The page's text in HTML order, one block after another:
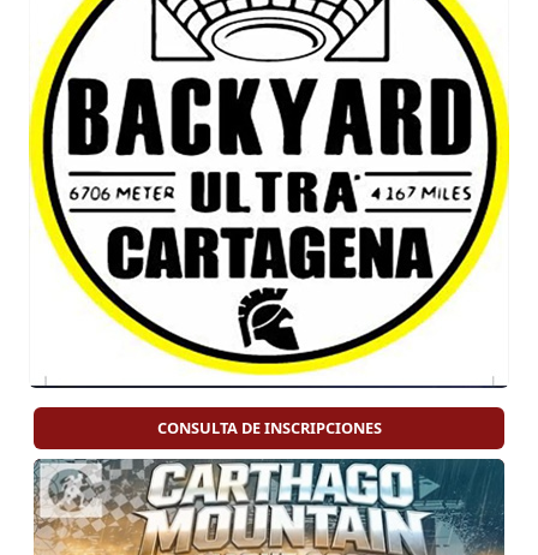
CONSULTA DE INSCRIPCIONES